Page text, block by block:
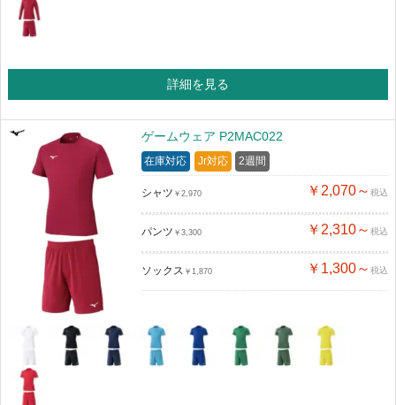
詳細を見る
ゲームウェア P2MAC022
在庫対応 Jr対応 2週間
シャツ ￥2,970 ￥2,070～ 税込
パンツ ￥3,300 ￥2,310～ 税込
ソックス ￥1,870 ￥1,300～ 税込